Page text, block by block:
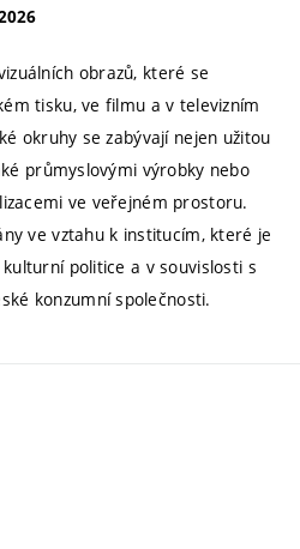
obrazů, které se
tisku, ve filmu a v televizním
okruhy se zabývají nejen užitou
průmyslovými výrobky nebo
ve veřejném prostoru.
ve vztahu k institucím, které je
politice a v souvislosti s
konzumní společnosti.